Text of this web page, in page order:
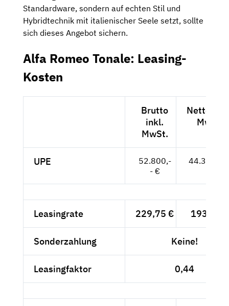
Standardware, sondern auf echten Stil und
Hybridtechnik mit italienischer Seele setzt, sollte
sich dieses Angebot sichern.
Alfa Romeo Tonale: Leasing-
Kosten
Brutto
inkl.
MwSt.
Netto
MwSt.
UPE
52.800,-
- €
44.370,--
Leasingrate 229,75 € 193,07 €
Sonderzahlung Keine!
Leasingfaktor 0,44